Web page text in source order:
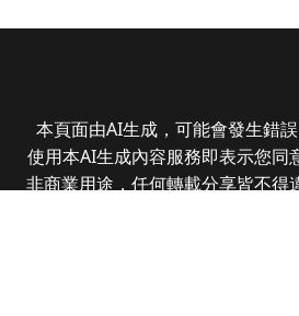
本頁面由AI生成，可能會發生錯誤
使用本AI生成內容服務即表示您同
非商業用途，任何轉載分享皆不得